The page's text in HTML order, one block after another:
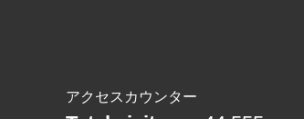
アクセスカウンター